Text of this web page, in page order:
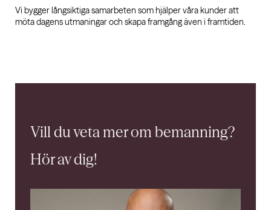
Vi bygger långsiktiga samarbeten som hjälper våra kunder att
möta dagens utmaningar och skapa framgång även i framtiden.
Vill du veta mer om bemanning?
Hör av dig!